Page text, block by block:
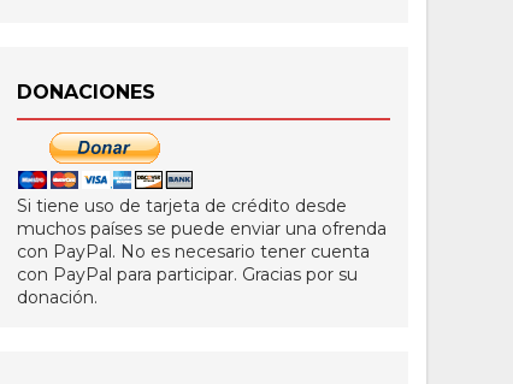
DONACIONES
Si tiene uso de tarjeta de crédito desde
muchos países se puede enviar una ofrenda
con PayPal. No es necesario tener cuenta
con PayPal para participar. Gracias por su
donación.